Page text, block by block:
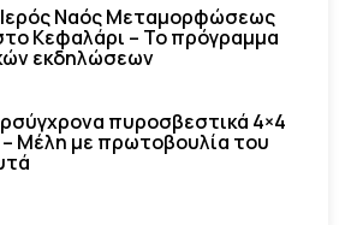
Ιερός Ναός Μεταμορφώσεως
Κεφαλάρι – Το πρόγραμμα
εκδηλώσεων
πυροσβεστικά 4×4
Μέλη με πρωτοβουλία του